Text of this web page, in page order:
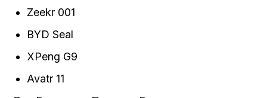
Zeekr 001
BYD Seal
XPeng G9
Avatr 11